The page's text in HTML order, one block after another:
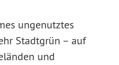
ungenutztes
Stadtgrün – auf
und